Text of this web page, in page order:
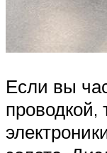
Если вы
проводкой,